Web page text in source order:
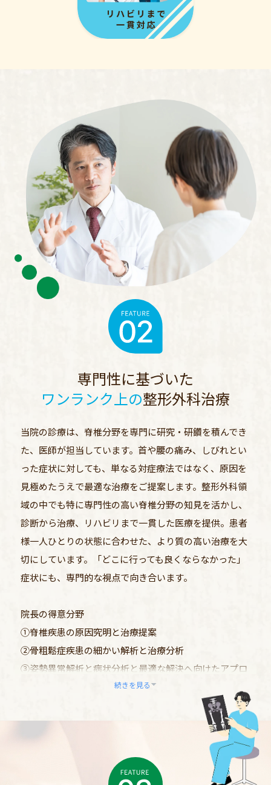
専門性に基づいた
ワンランク上の整形外科治療
当院の診療は、脊椎分野を専門に研究・研鑽を積んでき
た、医師が担当しています。首や腰の痛み、しびれとい
った症状に対しても、単なる対症療法ではなく、原因を
見極めたうえで最適な治療をご提案します。整形外科領
域の中でも特に専門性の高い脊椎分野の知見を活かし、
診断から治療、リハビリまで一貫した医療を提供。患者
様一人ひとりの状態に合わせた、より質の高い治療を大
切にしています。「どこに行っても良くならなかった」
症状にも、専門的な視点で向き合います。
院長の得意分野
①脊椎疾患の原因究明と治療提案
②骨粗鬆症疾患の細かい解析と治療分析
③姿勢異常解析と病状分析と最適な解決へ向けたアプロ
⑤長年の手術加療経験からの手術加療紹介への最良のタ
イミングでのご紹介
などの診療を中心に、患者様目線で一緒に治療を考えて
続きを見る